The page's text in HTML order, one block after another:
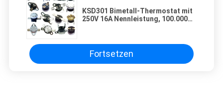
KSD301 Bimetall-Thermostat mit
250V 16A Nennleistung, 100.000
Fortsetzen